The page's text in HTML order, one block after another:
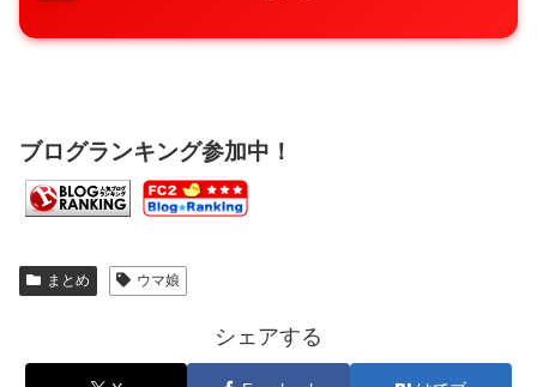
ブログランキング参加中！
まとめ ウマ娘
シェアする